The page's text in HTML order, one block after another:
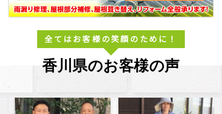
全てはお客様の笑顔のために！
香川県のお客様の声